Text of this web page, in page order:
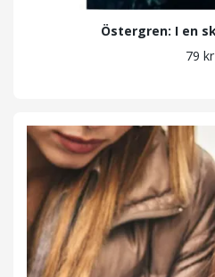
Östergren: I en
79 kr